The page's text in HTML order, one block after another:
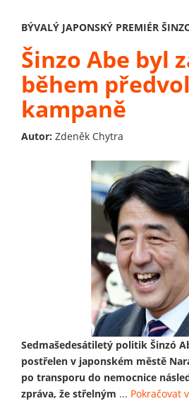
BÝVALÝ JAPONSKÝ PREMIÉR
Šinzo Abe byl
během
kampaně
Autor: Zdeněk Chytra
Sedmašedesátiletý politik Šinzó
postřelen v japonském městě
po transporu do nemocnice
zpráva, že střelným ... Pokračovat